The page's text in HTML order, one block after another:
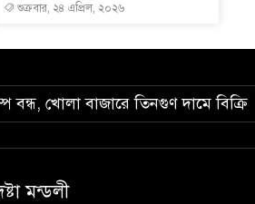
শুক্রবার, ২৪ এপ্রিল, ২০২৬
বন্ধ, খোলা বাজারে তিনগুণ দামে বিক্রি
মন্ডলী